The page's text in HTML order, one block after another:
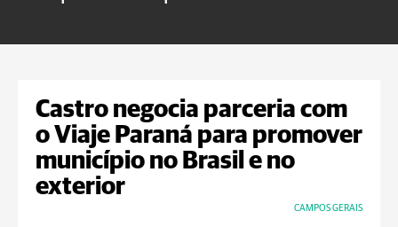
Castro negocia parceria com
o Viaje Paraná para promover
município no Brasil e no
exterior
CAMPOS GERAIS